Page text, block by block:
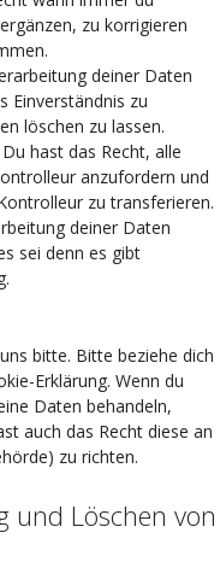
zu korrigieren
deiner Daten
Einverständnis zu
löschen zu lassen.
hast das Recht, alle
anzufordern und
zu transferieren.
deiner Daten
sei denn es gibt
bitte. Bitte beziehe dich
Erklärung. Wenn du
Daten behandeln,
auch das Recht diese an
zu richten.
und Löschen von